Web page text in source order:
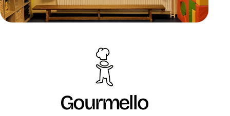
Gourmello